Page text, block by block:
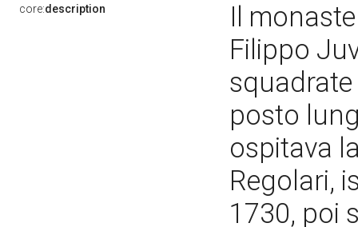
core:description
Il
Filippo
posto
ospitava
Regolari,
1730, poi